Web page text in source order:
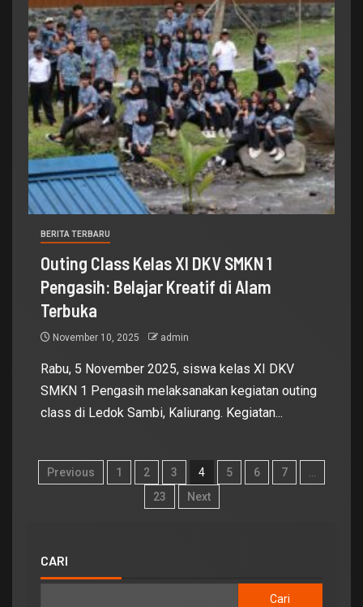
BERITA TERBARU
Outing Class Kelas XI DKV SMKN 1
Pengasih: Belajar Kreatif di Alam
Terbuka
November 10, 2025 admin
Rabu, 5 November 2025, siswa kelas XI DKV
SMKN 1 Pengasih melaksanakan kegiatan outing
class di Ledok Sambi, Kaliurang. Kegiatan...
Previous 1 2 3 4 5 6 7
…
23
Next
CARI
Cari